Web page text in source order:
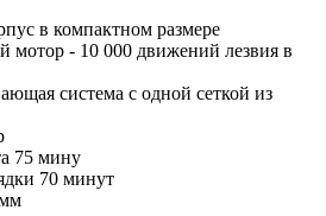
в компактном размере
- 10 000 движений лезвия в
система с одной сеткой из
75 мину
70 минут